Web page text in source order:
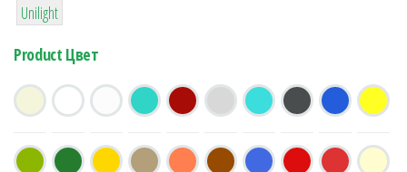
Unilight
Product Цвет